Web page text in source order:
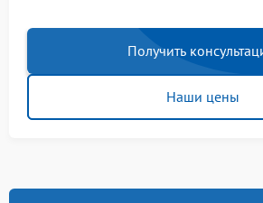
Получить
Наши цены